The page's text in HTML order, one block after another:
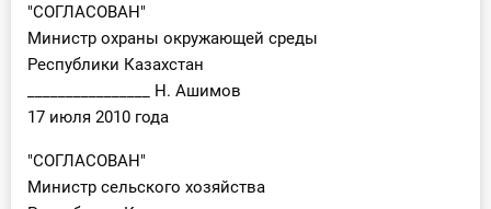
"СОГЛАСОВАН"
Министр охраны окружающей среды
Республики Казахстан
________________ Н. Ашимов
17 июля 2010 года
"СОГЛАСОВАН"
Министр сельского хозяйства